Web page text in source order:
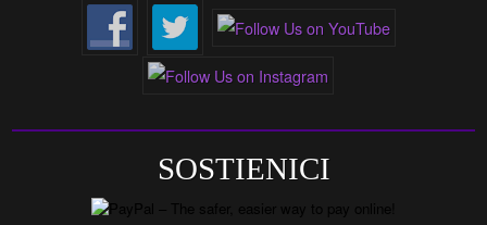
SOSTIENICI